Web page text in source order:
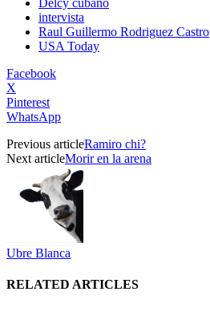
intervista
Raul Guillermo Rodriguez Castro
USA Today
Facebook
X
Pinterest
WhatsApp
Previous articleRamiro chi?
Next articleMorir en la arena
Ubre Blanca
RELATED ARTICLES